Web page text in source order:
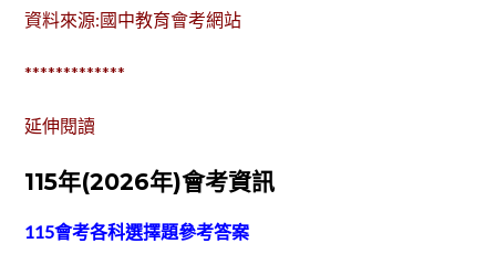
資料來源:國中教育會考網站
*************
延伸閱讀
115年(2026年)會考資訊
115會考各科選擇題參考答案